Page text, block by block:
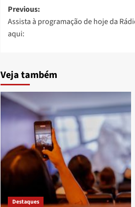
Post
navigation
Previous:
Assista à programação de hoje da
aqui:
Veja também
Destaques